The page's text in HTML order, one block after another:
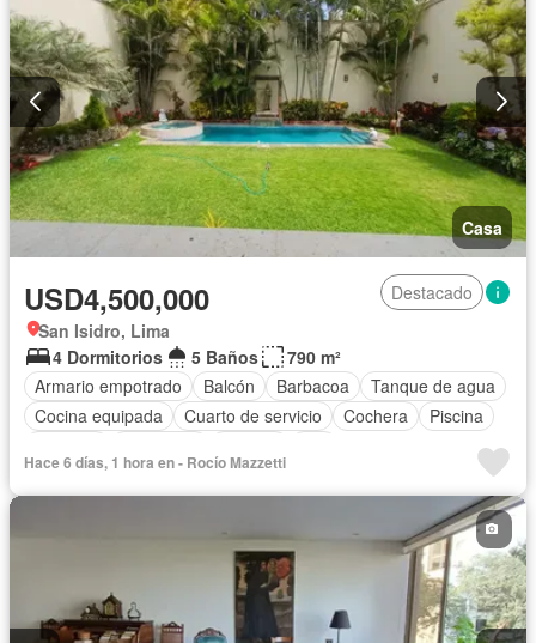
Casa
USD4,500,000
Destacado
San Isidro, Lima
4 Dormitorios
5 Baños
790 m²
Armario empotrado
Balcón Barbacoa
Tanque de agua
Cocina equipada
Cuarto de servicio Cochera
Piscina
Hace 6 días, 1 hora en - Rocío Mazzetti